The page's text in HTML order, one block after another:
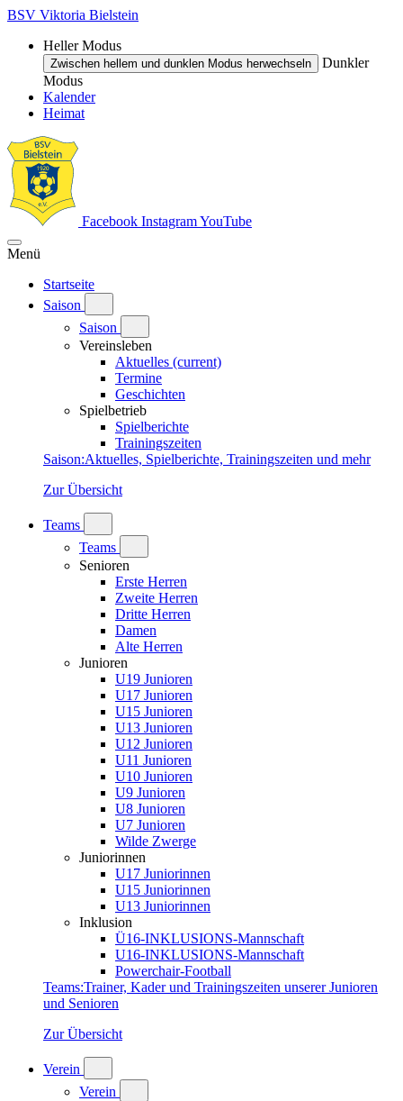
BSV Viktoria Bielstein
Heller Modus
Zwischen hellem und dunklen Modus herwechseln
Dunkler
Modus
Kalender
Heimat
Facebook InstagramYouTube
Menü
Startseite
Saison
Saison
Vereinsleben
Aktuelles (current)
Termine
Geschichten
Spielbetrieb
Spielberichte
Trainingszeiten
Saison:Aktuelles, Spielberichte, Trainingszeiten und mehr
Zur Übersicht
Teams
Teams
Senioren
Erste Herren
Zweite Herren
Dritte Herren
Damen
Alte Herren
Junioren
U19 Junioren
U17 Junioren
U15 Junioren
U13 Junioren
U12 Junioren
U11 Junioren
U10 Junioren
U9 Junioren
U8 Junioren
U7 Junioren
Wilde Zwerge
Juniorinnen
U17 Juniorinnen
U15 Juniorinnen
U13 Juniorinnen
Inklusion
Ü16-INKLUSIONS-Mannschaft
U16-INKLUSIONS-Mannschaft
Powerchair-Football
Teams:Trainer, Kader und Trainingszeiten unserer Junioren
und Senioren
Zur Übersicht
Verein
Verein